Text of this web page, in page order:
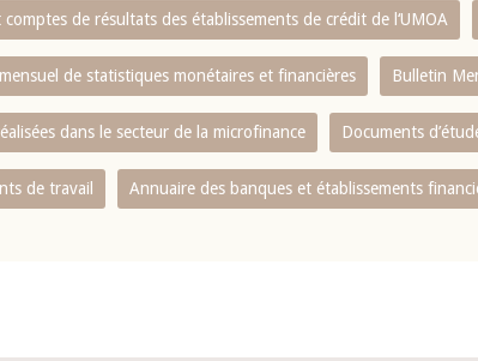
comptes de résultats des établissements de crédit de l‘UMOA
de statistiques monétaires et financières Bulletin
dans le secteur de la microfinance Documents
de travail Annuaire des banques et établissements